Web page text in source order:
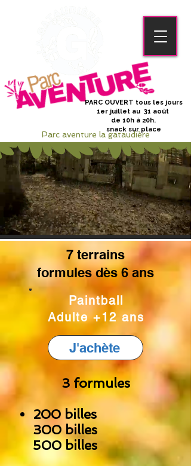
PARC OUVERT tous les jours
1er juillet au 31 août
de 10h à 20h.
snack sur place
Parc aventure la gataudière
7 terrains
formules dès 6 ans
Paintball
Adulte +12 ans
J'achète
3 formules
200 billes
300 billes
500 billes